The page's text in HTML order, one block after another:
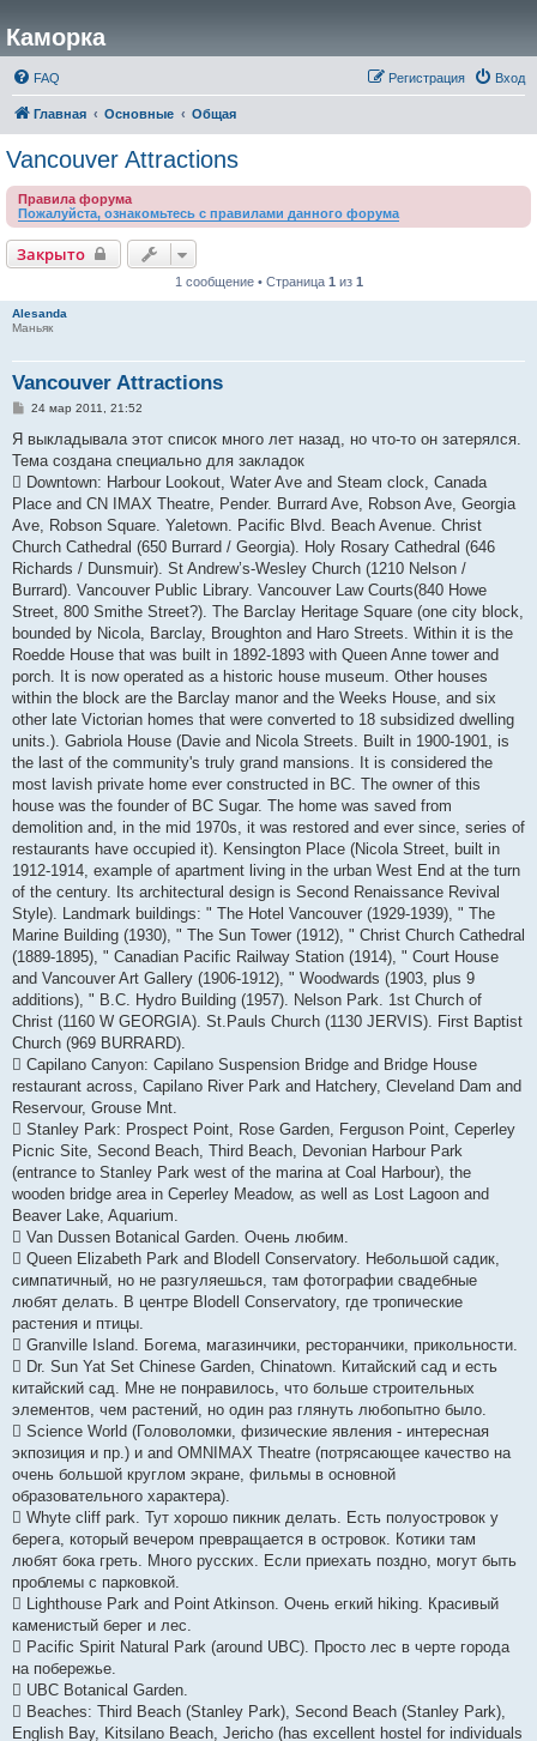
Каморка
FAQ Вход
Регистрация
Главная Основные Общая
Vancouver Attractions
Правила форума
Пожалуйста, ознакомьтесь с правилами данного форума
Закрыто
1 сообщение • Страница 1 из 1
Alesanda
Маньяк
Vancouver Attractions
С
о
щ
е
и
е
24 мар 2011, 21:52
Я выкладывала этот список много лет назад, но что-то он затерялся.
Тема создана специально для закладок
 Downtown: Harbour Lookout, Water Ave and Steam clock, Canada
Place and CN IMAX Theatre, Pender. Burrard Ave, Robson Ave, Georgia
Ave, Robson Square. Yaletown. Pacific Blvd. Beach Avenue. Christ
Church Cathedral (650 Burrard / Georgia). Holy Rosary Cathedral (646
Richards / Dunsmuir). St Andrew’s-Wesley Church (1210 Nelson /
Burrard). Vancouver Public Library. Vancouver Law Courts(840 Howe
Street, 800 Smithe Street?). The Barclay Heritage Square (one city block,
bounded by Nicola, Barclay, Broughton and Haro Streets. Within it is the
Roedde House that was built in 1892-1893 with Queen Anne tower and
porch. It is now operated as a historic house museum. Other houses
within the block are the Barclay manor and the Weeks House, and six
other late Victorian homes that were converted to 18 subsidized dwelling
units.). Gabriola House (Davie and Nicola Streets. Built in 1900-1901, is
the last of the community's truly grand mansions. It is considered the
most lavish private home ever constructed in BC. The owner of this
house was the founder of BC Sugar. The home was saved from
demolition and, in the mid 1970s, it was restored and ever since, series of
restaurants have occupied it). Kensington Place (Nicola Street, built in
1912-1914, example of apartment living in the urban West End at the turn
of the century. Its architectural design is Second Renaissance Revival
Style). Landmark buildings: " The Hotel Vancouver (1929-1939), " The
Marine Building (1930), " The Sun Tower (1912), " Christ Church Cathedral
(1889-1895), " Canadian Pacific Railway Station (1914), " Court House
and Vancouver Art Gallery (1906-1912), " Woodwards (1903, plus 9
additions), " B.C. Hydro Building (1957). Nelson Park. 1st Church of
Christ (1160 W GEORGIA). St.Pauls Church (1130 JERVIS). First Baptist
Church (969 BURRARD).
 Capilano Canyon: Capilano Suspension Bridge and Bridge House
restaurant across, Capilano River Park and Hatchery, Cleveland Dam and
Reservour, Grouse Mnt.
 Stanley Park: Prospect Point, Rose Garden, Ferguson Point, Ceperley
Picnic Site, Second Beach, Third Beach, Devonian Harbour Park
(entrance to Stanley Park west of the marina at Coal Harbour), the
wooden bridge area in Ceperley Meadow, as well as Lost Lagoon and
Beaver Lake, Aquarium.
 Van Dussen Botanical Garden. Очень любим.
 Queen Elizabeth Park and Blodell Conservatory. Небольшой садик,
симпатичный, но не разгуляешься, там фотографии свадебные
любят делать. В центре Blodell Conservatory, где тропические
растения и птицы.
 Granville Island. Богема, магазинчики, ресторанчики, прикольности.
 Dr. Sun Yat Set Chinese Garden, Chinatown. Китайский сад и есть
китайский сад. Мне не понравилось, что больше строительных
элементов, чем растений, но один раз глянуть любопытно было.
 Science World (Головоломки, физические явления - интересная
экпозиция и пр.) и and OMNIMAX Theatre (потрясающее качество на
очень большой круглом экране, фильмы в основной
образовательного характера).
 Whyte cliff park. Тут хорошо пикник делать. Есть полуостровок у
берега, который вечером превращается в островок. Котики там
любят бока греть. Много русских. Если приехать поздно, могут быть
проблемы с парковкой.
 Lighthouse Park and Point Atkinson. Очень егкий hiking. Красивый
каменистый берег и лес.
 Pacific Spirit Natural Park (around UBC). Просто лес в черте города
на побережье.
 UBC Botanical Garden.
 Beaches: Third Beach (Stanley Park), Second Beach (Stanley Park),
English Bay, Kitsilano Beach, Jericho (has excellent hostel for individuals